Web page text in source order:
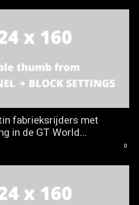
fabrieksrijders met
in de GT World...
0